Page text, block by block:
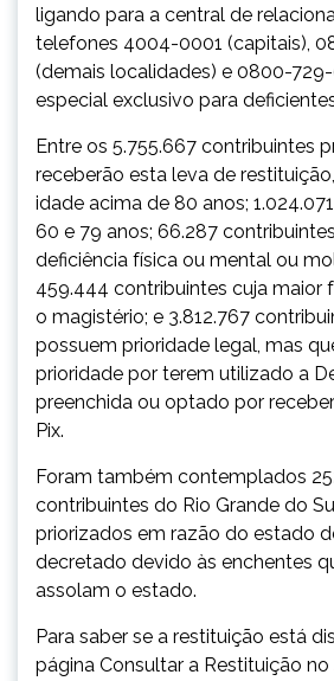
ligando para a central de
telefones 4004-0001 (capitais),
(demais localidades) e 0800-
especial exclusivo para
Entre os 5.755.667 contribuintes
receberão esta leva de
idade acima de 80 anos;
60 e 79 anos; 66.287
deficiência física ou mental ou
459.444 contribuintes cuja maior
o magistério; e 3.812.767
possuem prioridade legal, mas
prioridade por terem utilizado a
preenchida ou optado por
Pix.
Foram também contemplados
contribuintes do Rio Grande do
priorizados em razão do estado
decretado devido às enchentes
assolam o estado.
Para saber se a restituição está
página Consultar a Restituição no